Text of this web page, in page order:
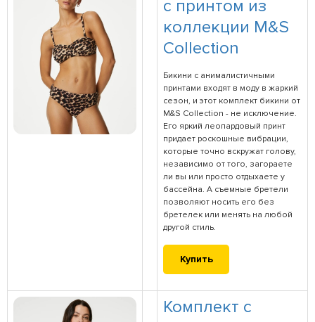
с принтом из
коллекции M&S
Collection
Бикини с анималистичными
принтами входят в моду в жаркий
сезон, и этот комплект бикини от
M&S Collection - не исключение.
Его яркий леопардовый принт
придает роскошные вибрации,
которые точно вскружат голову,
независимо от того, загораете
ли вы или просто отдыхаете у
бассейна. А съемные бретели
позволяют носить его без
бретелек или менять на любой
другой стиль.
Купить
Комплект с